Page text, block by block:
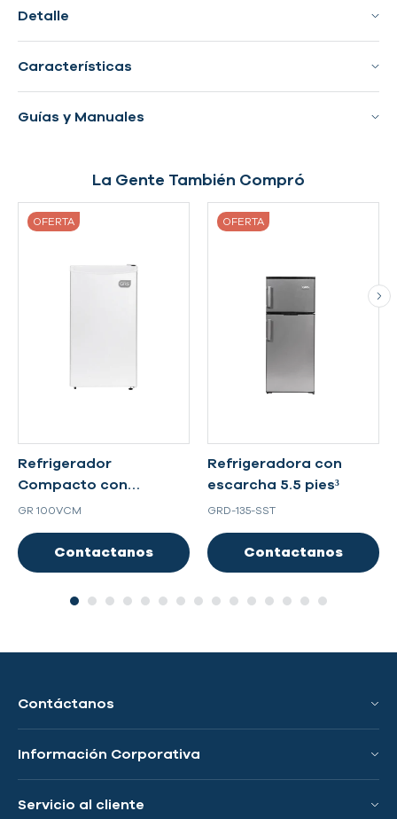
Detalle
Características
Guías y Manuales
La Gente También Compró
OFERTA
Refrigerador
Compacto con
escarcha 3.5 pies³
GR 100VCM
Contactanos
OFERTA
Refrigeradora con
escarcha 5.5 pies³
GRD-135-SST
Contactanos
Contáctanos
Información Corporativa
Servicio al cliente